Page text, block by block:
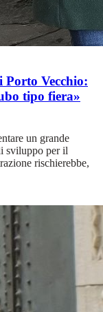
Porto Vecchio:
tipo fiera»
un grande
sviluppo per il
rischierebbe,